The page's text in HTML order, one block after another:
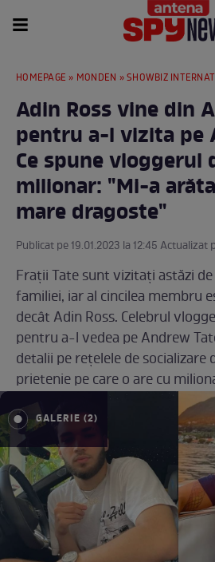
HOMEPAGE » MONDEN »SHOWBIZ
Adin Ross vine din
pentru a-l vizita pe
Ce spune vloggerul
milionar: "Mi-a
mare dragoste"
Publicat pe 19.01.2023 la 12:45 Actualizat
Frații Tate sunt vizitați astăzi
familiei, iar al cincilea membru
decât Adin Ross. Celebrul
pentru a-l vedea pe Andrew
detalii pe rețelele de socializare
prietenie pe care o are cu
GALERIE (2)